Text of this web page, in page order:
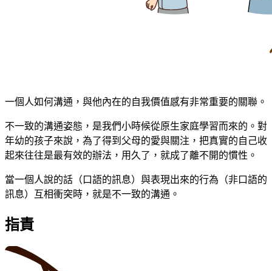
一個人如何溝通，與他內在的自我價值感有非常重要的關聯。
不一致的溝通姿態，是我們小時候從原生家庭學習而來的。對
年幼的孩子來說，為了得到父母的愛與關注，把真實的自己收
起來往往是最有效的辦法，用久了，就成了離不開的慣性。
當一個人說的話（口語的訊息）與表現出來的行為（非口語的
訊息）互相衝突時，就是不一致的溝通。
指責